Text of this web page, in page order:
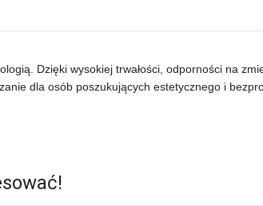
Dzięki wysokiej trwałości, odporności na
dla osób poszukujących estetycznego i